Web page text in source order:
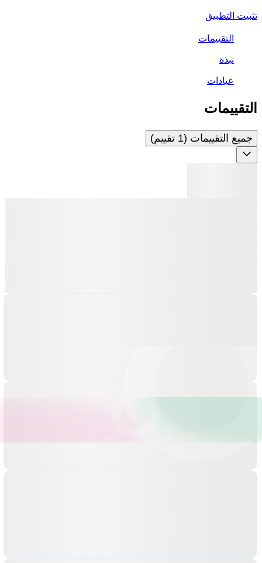
تثبيت التطبيق
التقييمات
نبذة
عيادات
التقييمات
جميع التقييمات (1 تقييم)